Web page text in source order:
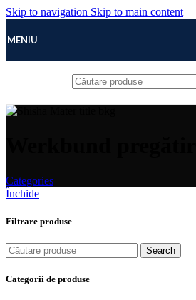
Skip to navigation Skip to main content
MENIU
Categories
Închide
Filtrare produse
Search
Categorii de produse